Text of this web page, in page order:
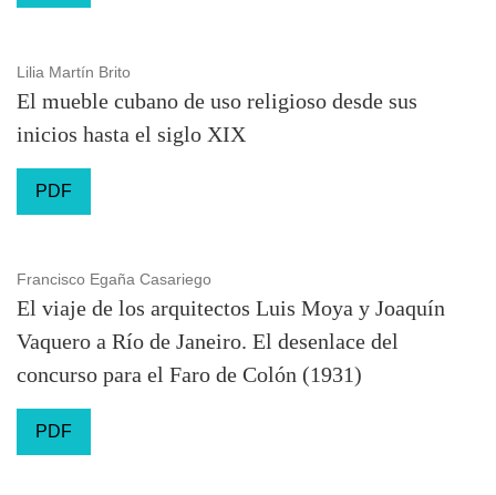
Lilia Martín Brito
El mueble cubano de uso religioso desde sus
inicios hasta el siglo XIX
PDF
Francisco Egaña Casariego
El viaje de los arquitectos Luis Moya y Joaquín
Vaquero a Río de Janeiro. El desenlace del
concurso para el Faro de Colón (1931)
PDF